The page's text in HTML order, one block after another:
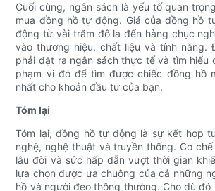
Cuối cùng, ngân sách là yếu tố quan
mua đồng hồ tự động. Giá của đồng hồ
động từ vài trăm đô la đến hàng chục
vào thương hiệu, chất liệu và tính năng.
phải đặt ra ngân sách thực tế và tìm hiểu
phạm vi đó để tìm được chiếc đồng hồ
nhất cho khoản đầu tư của bạn.
Tóm lại
Tóm lại, đồng hồ tự động là sự kết hợp
nghệ, nghệ thuật và truyền thống. Cơ
lâu đời và sức hấp dẫn vượt thời gian
lựa chọn được ưa chuộng của cả những
hồ và người đeo thông thường. Cho dù đó